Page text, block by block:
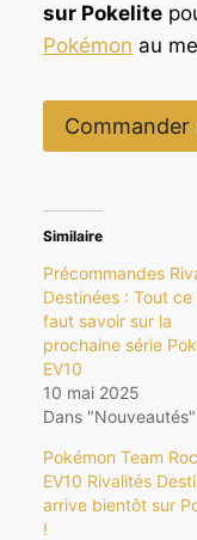
sur Pokelite
Pokémon au
Similaire
Précommandes
Destinées : Tout ce
faut savoir sur la
prochaine série
EV10
10 mai 2025
Dans "Nouveautés"
Pokémon Team
EV10 Rivalités
arrive bientôt sur
!